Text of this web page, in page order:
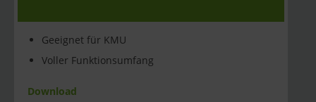
Geeignet für KMU
Voller Funktionsumfang
Download